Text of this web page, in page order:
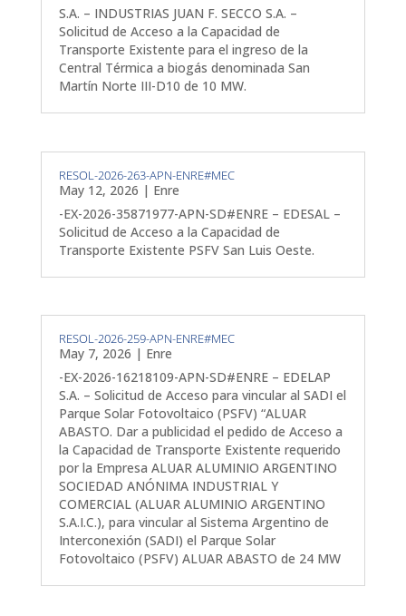
S.A. – INDUSTRIAS JUAN F. SECCO S.A. –
Solicitud de Acceso a la Capacidad de
Transporte Existente para el ingreso de la
Central Térmica a biogás denominada San
Martín Norte III-D10 de 10 MW.
RESOL-2026-263-APN-ENRE#MEC
May 12, 2026 | Enre
-EX-2026-35871977-APN-SD#ENRE – EDESAL –
Solicitud de Acceso a la Capacidad de
Transporte Existente PSFV San Luis Oeste.
RESOL-2026-259-APN-ENRE#MEC
May 7, 2026 | Enre
-EX-2026-16218109-APN-SD#ENRE – EDELAP
S.A. – Solicitud de Acceso para vincular al SADI el
Parque Solar Fotovoltaico (PSFV) “ALUAR
ABASTO. Dar a publicidad el pedido de Acceso a
la Capacidad de Transporte Existente requerido
por la Empresa ALUAR ALUMINIO ARGENTINO
SOCIEDAD ANÓNIMA INDUSTRIAL Y
COMERCIAL (ALUAR ALUMINIO ARGENTINO
S.A.I.C.), para vincular al Sistema Argentino de
Interconexión (SADI) el Parque Solar
Fotovoltaico (PSFV) ALUAR ABASTO de 24 MW